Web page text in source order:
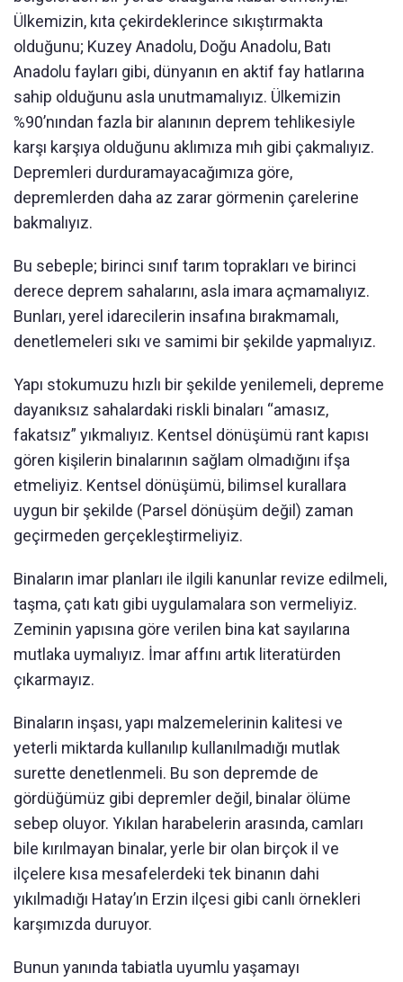
Ülkemizin, kıta çekirdeklerince sıkıştırmakta
olduğunu; Kuzey Anadolu, Doğu Anadolu, Batı
Anadolu fayları gibi, dünyanın en aktif fay hatlarına
sahip olduğunu asla unutmamalıyız. Ülkemizin
%90’nından fazla bir alanının deprem tehlikesiyle
karşı karşıya olduğunu aklımıza mıh gibi çakmalıyız.
Depremleri durduramayacağımıza göre,
depremlerden daha az zarar görmenin çarelerine
bakmalıyız.
Bu sebeple; birinci sınıf tarım toprakları ve birinci
derece deprem sahalarını, asla imara açmamalıyız.
Bunları, yerel idarecilerin insafına bırakmamalı,
denetlemeleri sıkı ve samimi bir şekilde yapmalıyız.
Yapı stokumuzu hızlı bir şekilde yenilemeli, depreme
dayanıksız sahalardaki riskli binaları “amasız,
fakatsız” yıkmalıyız. Kentsel dönüşümü rant kapısı
gören kişilerin binalarının sağlam olmadığını ifşa
etmeliyiz. Kentsel dönüşümü, bilimsel kurallara
uygun bir şekilde (Parsel dönüşüm değil) zaman
geçirmeden gerçekleştirmeliyiz.
Binaların imar planları ile ilgili kanunlar revize edilmeli,
taşma, çatı katı gibi uygulamalara son vermeliyiz.
Zeminin yapısına göre verilen bina kat sayılarına
mutlaka uymalıyız. İmar affını artık literatürden
çıkarmayız.
Binaların inşası, yapı malzemelerinin kalitesi ve
yeterli miktarda kullanılıp kullanılmadığı mutlak
surette denetlenmeli. Bu son depremde de
gördüğümüz gibi depremler değil, binalar ölüme
sebep oluyor. Yıkılan harabelerin arasında, camları
bile kırılmayan binalar, yerle bir olan birçok il ve
ilçelere kısa mesafelerdeki tek binanın dahi
yıkılmadığı Hatay’ın Erzin ilçesi gibi canlı örnekleri
karşımızda duruyor.
Bunun yanında tabiatla uyumlu yaşamayı